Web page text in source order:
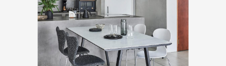
コンソールデスク ミラー 3人掛けソファ
2人掛けソファ リビングテーブル
キッチンボード 1人掛けソファ ラグ